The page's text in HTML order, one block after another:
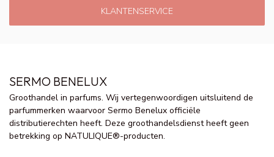
KLANTENSERVICE
SERMO BENELUX
Groothandel in parfums. Wij vertegenwoordigen uitsluitend de
parfummerken waarvoor Sermo Benelux officiële
distributierechten heeft. Deze groothandelsdienst heeft geen
betrekking op NATULIQUE®-producten.